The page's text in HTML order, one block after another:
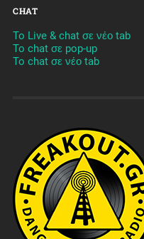
CHAT
To Live & chat σε νέο tab
To chat σε pop-up
To chat σε νέο tab